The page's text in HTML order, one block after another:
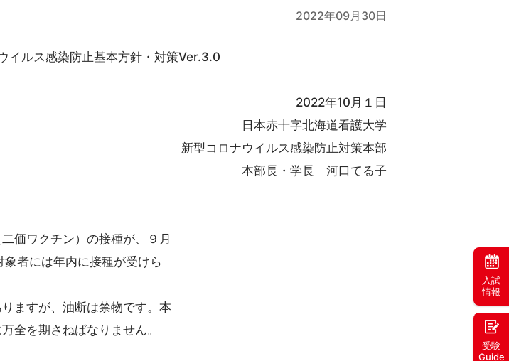
2022年09月30日
イルス感染防止基本方針・対策Ver.3.0
2022年10月１日
日本赤十字北海道看護大学
新型コロナウイルス感染防止対策本部
本部長・学長 河口てる子
価ワクチン）の接種が、９月
者には年内に接種が受けら
ますが、油断は禁物です。本
全を期さねばなりません。
入試
情報
受験
Guide